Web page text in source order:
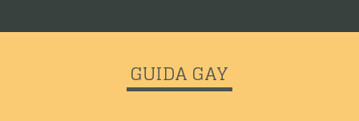
GUIDA GAY